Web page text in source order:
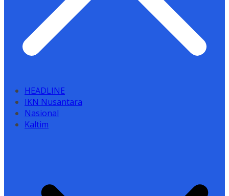
HEADLINE
IKN Nusantara
Nasional
Kaltim